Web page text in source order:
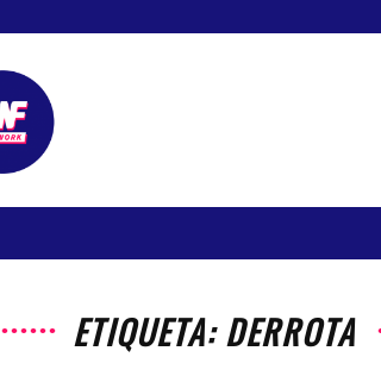
Lanetafutbolera
ETIQUETA: DERROTA